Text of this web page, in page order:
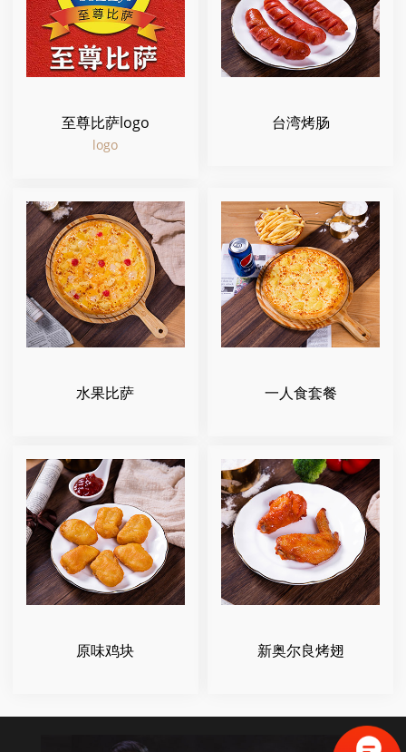
至尊比萨logo
logo
台湾烤肠
水果比萨 一人食套餐
原味鸡块 新奥尔良烤翅